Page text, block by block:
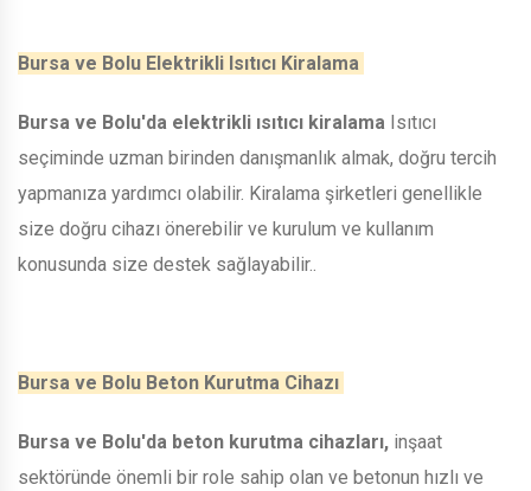
Bursa ve Bolu Elektrikli Isıtıcı Kiralama
Bursa ve Bolu'da elektrikli ısıtıcı kiralama Isıtıcı
seçiminde uzman birinden danışmanlık almak, doğru tercih
yapmanıza yardımcı olabilir. Kiralama şirketleri genellikle
size doğru cihazı önerebilir ve kurulum ve kullanım
konusunda size destek sağlayabilir..
Bursa ve Bolu Beton Kurutma Cihazı
Bursa ve Bolu'da beton kurutma cihazları, inşaat
sektöründe önemli bir role sahip olan ve betonun hızlı ve